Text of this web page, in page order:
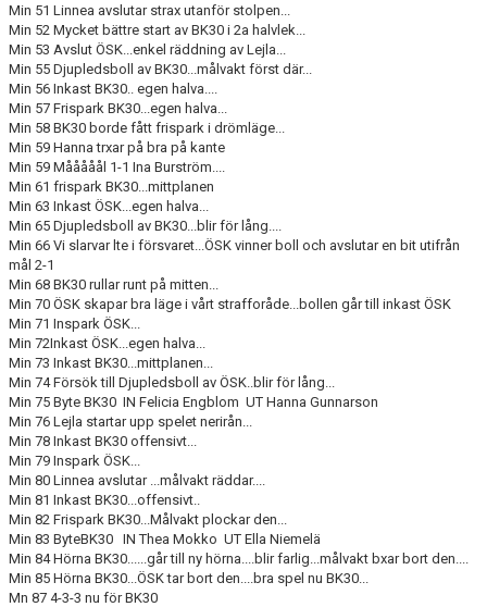
Min 51 Linnea avslutar strax utanför stolpen...
Min 52 Mycket bättre start av BK30 i 2a halvlek...
Min 53 Avslut ÖSK...enkel räddning av Lejla...
Min 55 Djupledsboll av BK30...målvakt först där...
Min 56 Inkast BK30.. egen halva....
Min 57 Frispark BK30...egen halva...
Min 58 BK30 borde fått frispark i drömläge...
Min 59 Hanna trxar på bra på kante
Min 59 Mååååål 1-1 Ina Burström....
Min 61 frispark BK30...mittplanen
Min 63 Inkast ÖSK...egen halva...
Min 65 Djupledsboll av BK30...blir för lång....
Min 66 Vi slarvar lte i försvaret...ÖSK vinner boll och avslutar en bit utifrån
mål 2-1
Min 68 BK30 rullar runt på mitten...
Min 70 ÖSK skapar bra läge i vårt strafforåde...bollen går till inkast ÖSK
Min 71 Inspark ÖSK...
Min 72Inkast ÖSK...egen halva...
Min 73 Inkast BK30...mittplanen...
Min 74 Försök till Djupledsboll av ÖSK..blir för lång...
Min 75 Byte BK30 IN Felicia Engblom UT Hanna Gunnarson
Min 76 Lejla startar upp spelet nerirån...
Min 78 Inkast BK30 offensivt...
Min 79 Inspark ÖSK...
Min 80 Linnea avslutar ...målvakt räddar....
Min 81 Inkast BK30...offensivt..
Min 82 Frispark BK30...Målvakt plockar den...
Min 83 ByteBK30 IN Thea Mokko UT Ella Niemelä
Min 84 Hörna BK30......går till ny hörna....blir farlig...målvakt bxar bort den....
Min 85 Hörna BK30...ÖSK tar bort den....bra spel nu BK30...
Mn 87 4-3-3 nu för BK30